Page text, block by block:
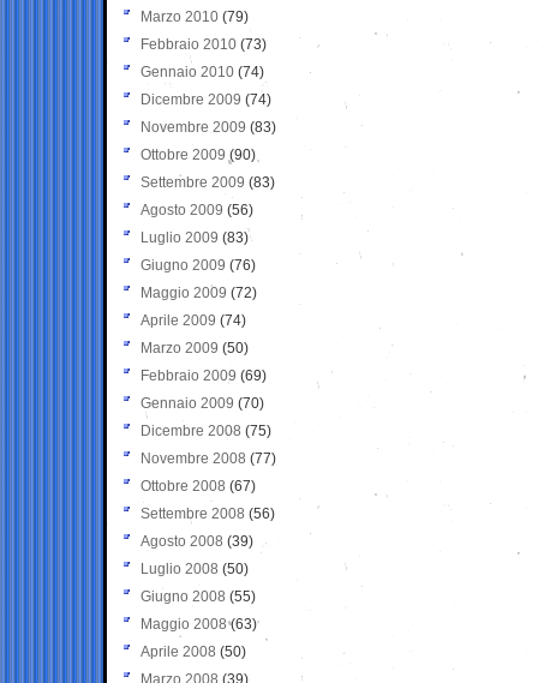
Marzo 2010 (79)
Febbraio 2010 (73)
Gennaio 2010 (74)
Dicembre 2009 (74)
Novembre 2009 (83)
Ottobre 2009 (90)
Settembre 2009 (83)
Agosto 2009 (56)
Luglio 2009 (83)
Giugno 2009 (76)
Maggio 2009 (72)
Aprile 2009 (74)
Marzo 2009 (50)
Febbraio 2009 (69)
Gennaio 2009 (70)
Dicembre 2008 (75)
Novembre 2008 (77)
Ottobre 2008 (67)
Settembre 2008 (56)
Agosto 2008 (39)
Luglio 2008 (50)
Giugno 2008 (55)
Maggio 2008(63)
Aprile 2008 (50)
Marzo 2008 (39)